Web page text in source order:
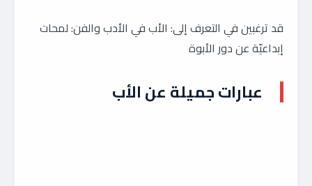
قد ترغبين في التعرف إلى: الأب في الأدب والفن: لمحات
إبداعيّة عن دور الأبوة
عبارات جميلة عن الأب